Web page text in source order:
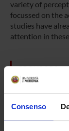
Consenso
variety of
focussed on the
studies have
attention in
SPONSORS:
Funds:assigned